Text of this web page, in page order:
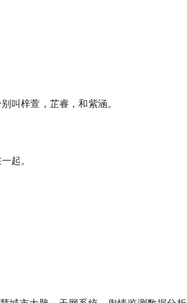
叫梓萱，芷睿，和紫涵。
起。